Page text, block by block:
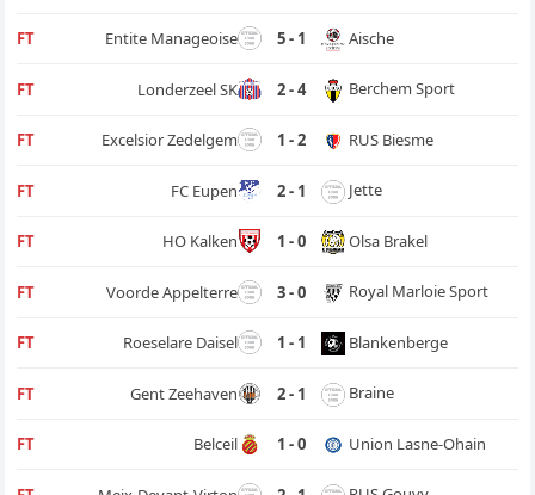
FT Entite Manageoise 5 - 1 Aische
FT Londerzeel SK 2 - 4 Berchem Sport
FT Excelsior Zedelgem 1 - 2 RUS Biesme
FT FC Eupen 2 - 1 Jette
FT HO Kalken 1 - 0 Olsa Brakel
FT Voorde Appelterre 3 - 0 Royal Marloie Sport
FT Roeselare Daisel 1 - 1 Blankenberge
FT Gent Zeehaven 2 - 1 Braine
FT Belceil 1 - 0 Union Lasne-Ohain